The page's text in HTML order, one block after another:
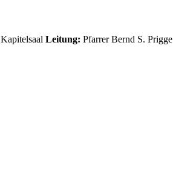
Kapitelsaal Leitung: Pfarrer Bernd S. Prigge